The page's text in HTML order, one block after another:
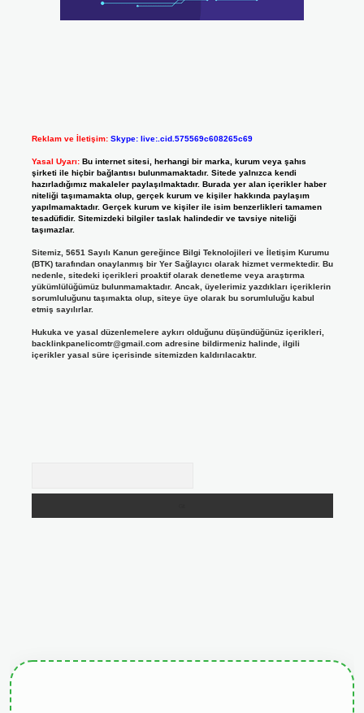
Reklam ve İletişim: Skype: live:.cid.575569c608265c69
Yasal Uyarı: Bu internet sitesi, herhangi bir marka, kurum veya şahıs
şirketi ile hiçbir bağlantısı bulunmamaktadır. Sitede yalnızca kendi
hazırladığımız makaleler paylaşılmaktadır. Burada yer alan içerikler haber
niteliği taşımamakta olup, gerçek kurum ve kişiler hakkında paylaşım
yapılmamaktadır. Gerçek kurum ve kişiler ile isim benzerlikleri tamamen
tesadüfidir. Sitemizdeki bilgiler taslak halindedir ve tavsiye niteliği
taşımazlar.
Sitemiz, 5651 Sayılı Kanun gereğince Bilgi Teknolojileri ve İletişim Kurumu
(BTK) tarafından onaylanmış bir Yer Sağlayıcı olarak hizmet vermektedir. Bu
nedenle, sitedeki içerikleri proaktif olarak denetleme veya araştırma
yükümlülüğümüz bulunmamaktadır. Ancak, üyelerimiz yazdıkları içeriklerin
sorumluluğunu taşımakta olup, siteye üye olarak bu sorumluluğu kabul
etmiş sayılırlar.
Hukuka ve yasal düzenlemelere aykırı olduğunu düşündüğünüz içerikleri,
backlinkpanelicomtr@gmail.comadresine bildirmeniz halinde, ilgili
içerikler yasal süre içerisinde sitemizden kaldırılacaktır.